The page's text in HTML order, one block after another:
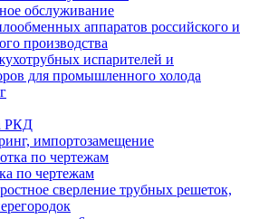
обслуживание
аппаратов российского и
производства
испарителей и
для промышленного холода
РКД
импортозамещение
по чертежам
сверление трубных решеток,